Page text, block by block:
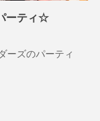
ーティ☆
ーズのパーティ